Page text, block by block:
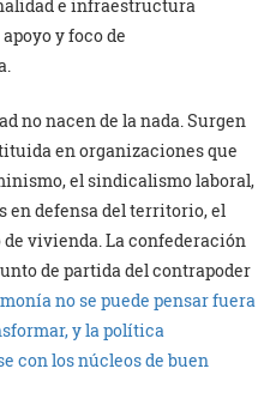
e infraestructura
y foco de
no nacen de la nada. Surgen
en organizaciones que
el sindicalismo laboral,
en defensa del territorio, el
vivienda. La confederación
de partida del contrapoder
no se puede pensar fuera
y la política
con los núcleos de buen